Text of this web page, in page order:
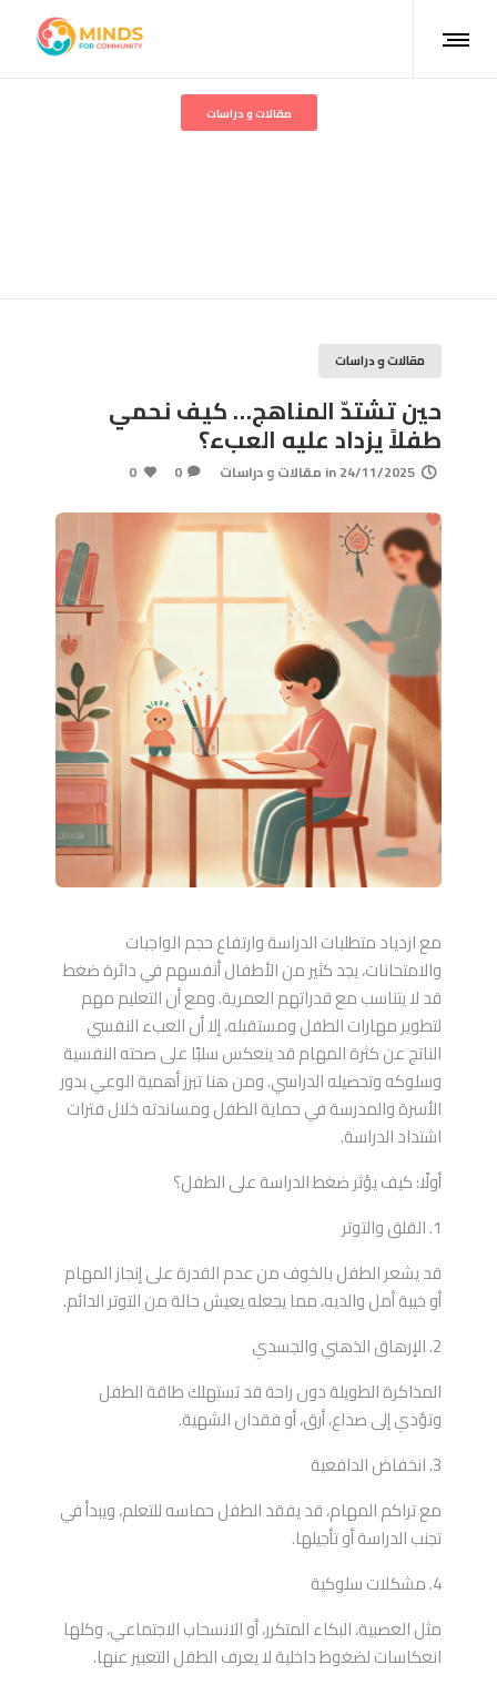
مقالات و دراسات
مقالات و دراسات
حين تشتدّ المناهج… كيف نحمي
طفلاً يزداد عليه العبء؟
24/11/2025
in مقالات و دراسات 0
0
مع ازدياد متطلبات الدراسة وارتفاع حجم الواجبات
والامتحانات، يجد كثير من الأطفال أنفسهم في دائرة ضغط
قد لا يتناسب مع قدراتهم العمرية. ومع أن التعليم مهم
لتطوير مهارات الطفل ومستقبله، إلا أن العبء النفسي
الناتج عن كثرة المهام قد ينعكس سلبًا على صحته النفسية
وسلوكه وتحصيله الدراسي. ومن هنا تبرز أهمية الوعي بدور
الأسرة والمدرسة في حماية الطفل ومساندته خلال فترات
اشتداد الدراسة.
أولًا: كيف يؤثر ضغط الدراسة على الطفل؟
1. القلق والتوتر
قد يشعر الطفل بالخوف من عدم القدرة على إنجاز المهام
أو خيبة أمل والديه، مما يجعله يعيش حالة من التوتر الدائم.
2. الإرهاق الذهني والجسدي
المذاكرة الطويلة دون راحة قد تستهلك طاقة الطفل
وتؤدي إلى صداع، أرق، أو فقدان الشهية.
3. انخفاض الدافعية
مع تراكم المهام، قد يفقد الطفل حماسه للتعلم، ويبدأ في
تجنب الدراسة أو تأجيلها.
4. مشكلات سلوكية
مثل العصبية، البكاء المتكرر، أو الانسحاب الاجتماعي، وكلها
انعكاسات لضغوط داخلية لا يعرف الطفل التعبير عنها.